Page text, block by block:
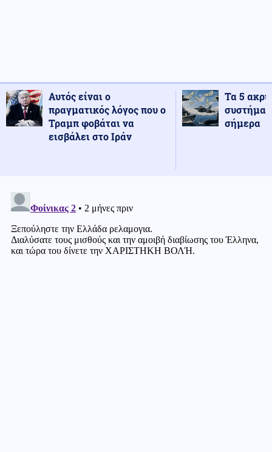
Αυτός είναι ο
πραγματικός λόγος που ο
Τραμπ φοβάται να
εισβάλει στο Ιράν
Τα 5
σήμερα